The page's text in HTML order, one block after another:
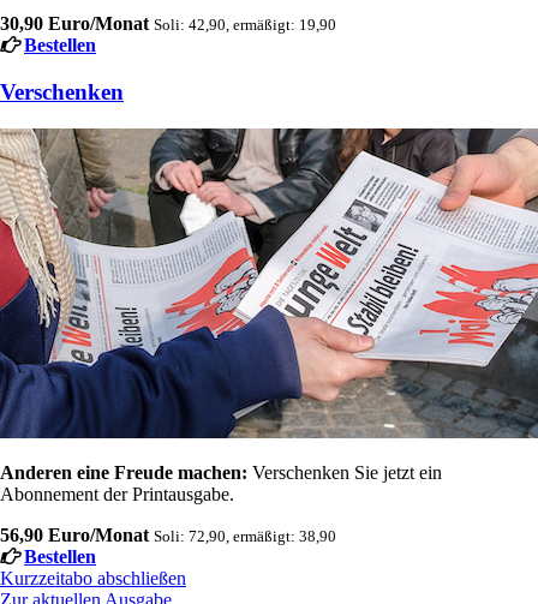
30,90 Euro/Monat Soli: 42,90, ermäßigt: 19,90
Bestellen
Verschenken
Anderen eine Freude machen: Verschenken Sie jetzt ein
Abonnement der Printausgabe.
56,90 Euro/Monat Soli: 72,90, ermäßigt: 38,90
Bestellen
Kurzzeitabo abschließen
Zur aktuellen Ausgabe